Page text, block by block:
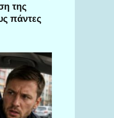
της
πάντες